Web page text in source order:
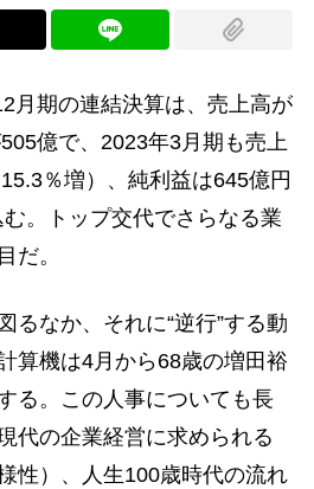
月期の連結決算は、売上高が
億で、2023年3月期も売上
％増）、純利益は645億円
む。トップ交代でさらなる業
だ。
なか、それに“逆行”する動
算機は4月から68歳の増田裕
る。この人事についても長
代の企業経営に求められる
性）、人生100歳時代の流れ